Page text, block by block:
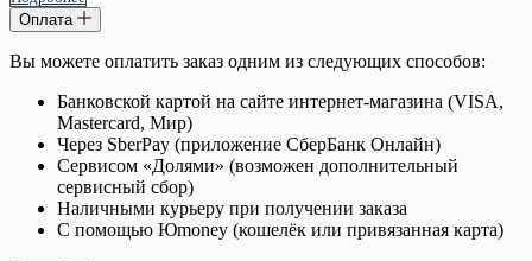
Оплата
Вы можете оплатить заказ одним из следующих способов:
Банковской картой на сайте интернет-магазина (VISA,
Mastercard, Мир)
Через SberPay (приложение СберБанк Онлайн)
Сервисом «Долями» (возможен дополнительный
сервисный сбор)
Наличными курьеру при получении заказа
С помощью Юmoney (кошелёк или привязанная карта)